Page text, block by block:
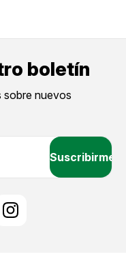
boletín
sobre nuevos